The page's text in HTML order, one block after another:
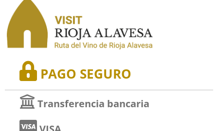
PAGO SEGURO
Transferencia bancaria